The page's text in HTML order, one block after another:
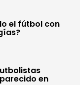
el fútbol con
en